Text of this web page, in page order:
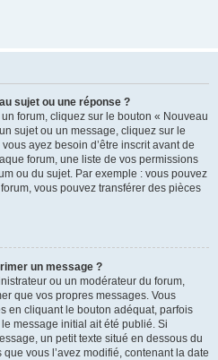
sujet ou une réponse ?
forum, cliquez sur le bouton « Nouveau
sujet ou un message, cliquez sur le
ayez besoin d’être inscrit avant de
forum, une liste de vos permissions
ou du sujet. Par exemple : vous pouvez
vous pouvez transférer des pièces
un message ?
ou un modérateur du forum,
que vos propres messages. Vous
en cliquant le bouton adéquat, parfois
message initial ait été publié. Si
un petit texte situé en dessous du
vous l’avez modifié, contenant la date